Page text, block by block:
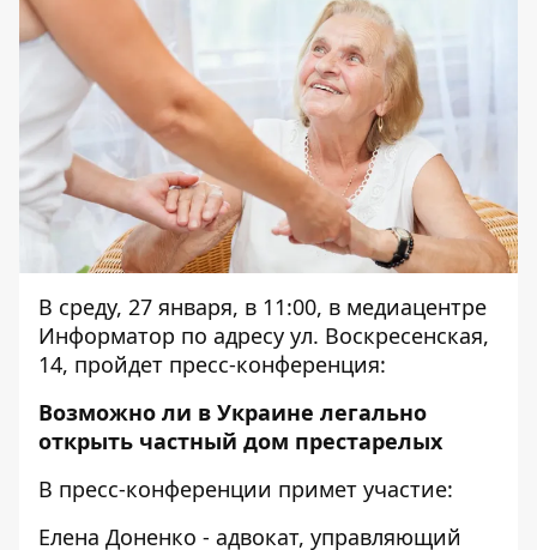
В среду, 27 января, в 11:00, в медиацентре
Информатор по адресу ул. Воскресенская,
14, пройдет пресс-конференция:
Возможно ли в Украине легально
открыть частный дом престарелых
В пресс-конференции примет участие:
Елена Доненко - адвокат, управляющий